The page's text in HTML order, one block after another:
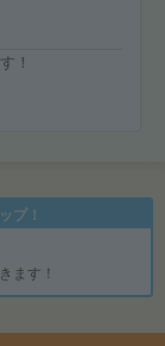
！
プ！
ます！